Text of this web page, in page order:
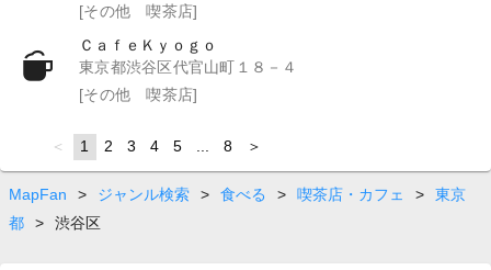
[その他 喫茶店]
ＣａｆｅＫｙｏｇｏ
東京都渋谷区代官山町１８－４
[その他 喫茶店]
page
You're
on
page
1 page
2 page
3 page
4 page
5 page
... page
8 page
MapFan > ジャンル検索 > 食べる > 喫茶店・カフェ >
東京
都
> 渋谷区